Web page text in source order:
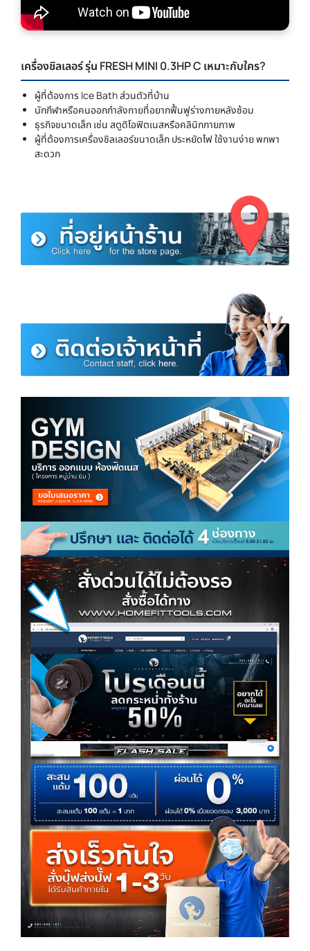
เครื่องชิลเลอร์ รุ่น FRESH MINI 0.3HP C เหมาะกับใคร?
ผู้ที่ต้องการ Ice Bath ส่วนตัวที่บ้าน
นักกีฬาหรือคนออกกำลังกายที่อยากฟื้นฟูร่างกายหลังซ้อม
ธุรกิจขนาดเล็ก เช่น สตูดิโอฟิตเนสหรือคลินิกกายภาพ
ผู้ที่ต้องการเครื่องชิลเลอร์ขนาดเล็ก ประหยัดไฟ ใช้งานง่าย พกพา
สะดวก